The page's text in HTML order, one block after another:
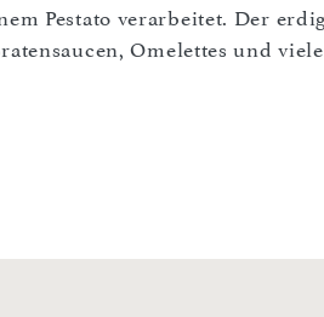
Pestato verarbeitet. Der
Omelettes und